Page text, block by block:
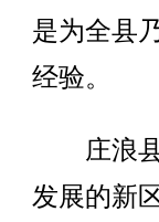
是为全县
经验。
庄浪县
发展的新